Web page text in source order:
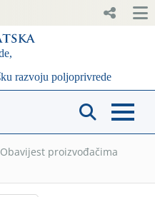
Obavijest proizvođačima